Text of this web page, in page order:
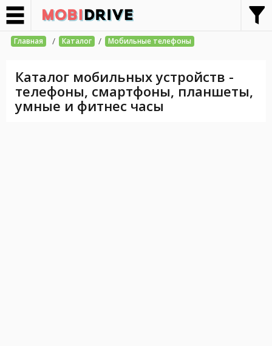
Главная / Каталог / Мобильные телефоны
Каталог мобильных устройств -
телефоны, смартфоны, планшеты,
умные и фитнес часы